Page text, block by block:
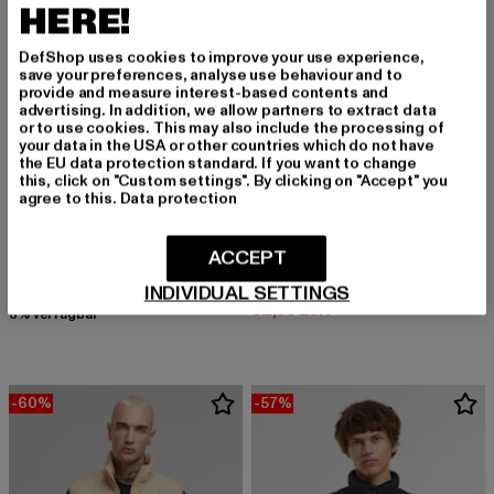
URBAN CLASSICS
Derzeitiger Preis: 49,50 EURAktionspreis: 109,99 EUR
6% verfügbar
URBAN CLASSICS
Essentials Cotton
32,99 EUR
Derzeitiger Preis: 32,99 EUR
49,99 EUR
-60% -57%
HERE!
DefShop uses cookies to improve your use experience,
save your preferences, analyse use behaviour and to
provide and measure interest-based contents and
advertising. In addition, we allow partners to extract data
or to use cookies. This may also include the processing of
your data in the USA or other countries which do not have
the EU data protection standard. If you want to change
this, click on "Custom settings". By clicking on "Accept" you
agree to this. Data protection
INDIVIDUAL SETTINGS
ACCEPT